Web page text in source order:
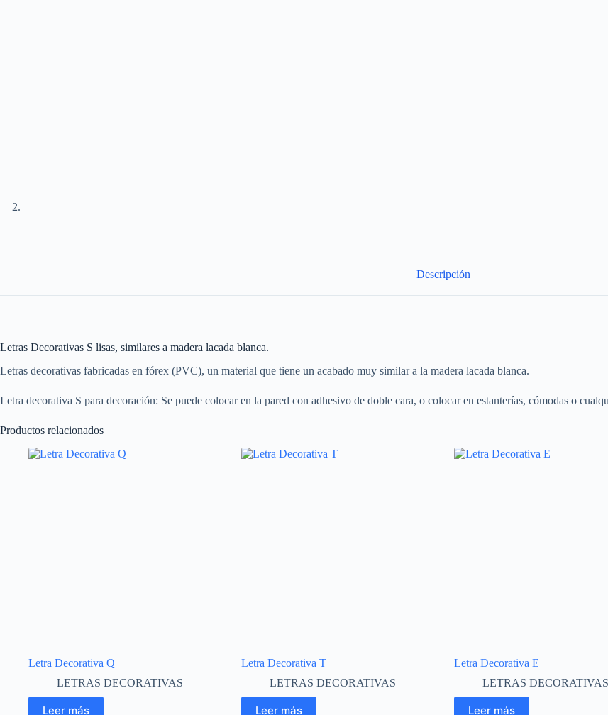
Descripción
Letras Decorativas S lisas, similares a madera lacada blanca.
Letras decorativas fabricadas en fórex (PVC), un material que tiene un acabado muy similar a la madera lacada blanca.
Letra decorativa S para decoración: Se puede colocar en la pared con adhesivo de doble cara, o colocar en estanterías, cómodas o
Productos relacionados
Letra Decorativa Q
LETRAS DECORATIVAS
Leer más
Letra Decorativa T
LETRAS DECORATIVAS
Leer más
Letra Decorativa E
LETRAS DECORATIVAS
Leer más